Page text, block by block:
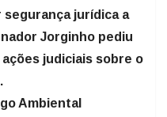
jurídica a
Jorginho pediu
judiciais sobre o
Ambiental